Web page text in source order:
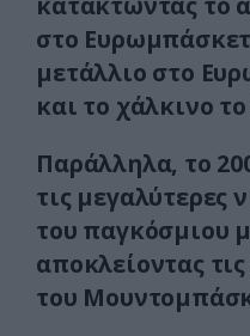
στο
μετάλλιο στο
και το χάλκινο το
Παράλληλα, το
τις μεγαλύτερες
του παγκόσμιου
αποκλείοντας
του